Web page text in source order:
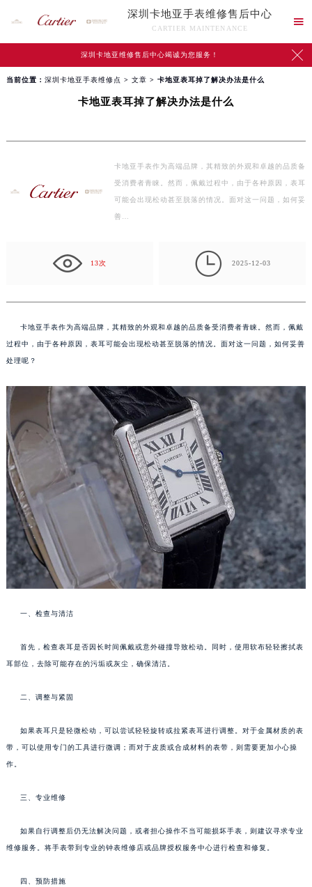
深圳卡地亚手表维修售后中心
CARTIER MAINTENANCE

深圳卡地亚维修售后中心竭诚为您服务！ 
当前位置： 深圳卡地亚手表维修点 > 文章 > 卡地亚表耳掉了解决办法是什么
卡地亚表耳掉了解决办法是什么
卡地亚手表作为高端品牌，其精致的外观和卓越的品质备
受消费者青睐。然而，佩戴过程中，由于各种原因，表耳
可能会出现松动甚至脱落的情况。面对这一问题，如何妥
善…
13次  2025-12-03
卡地亚手表作为高端品牌，其精致的外观和卓越的品质备受消费者青睐。然而，佩戴
过程中，由于各种原因，表耳可能会出现松动甚至脱落的情况。面对这一问题，如何妥善
处理呢？
一、检查与清洁
首先，检查表耳是否因长时间佩戴或意外碰撞导致松动。同时，使用软布轻轻擦拭表
耳部位，去除可能存在的污垢或灰尘，确保清洁。
二、调整与紧固
如果表耳只是轻微松动，可以尝试轻轻旋转或拉紧表耳进行调整。对于金属材质的表
带，可以使用专门的工具进行微调；而对于皮质或合成材料的表带，则需要更加小心操
作。
三、专业维修
如果自行调整后仍无法解决问题，或者担心操作不当可能损坏手表，则建议寻求专业
维修服务。将手表带到专业的钟表维修店或品牌授权服务中心进行检查和修复。
四、预防措施